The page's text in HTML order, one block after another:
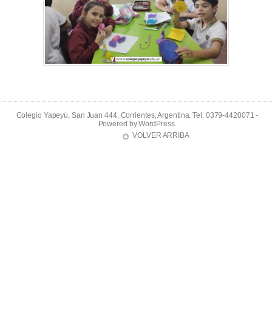
Colegio Yapeyú, San Juan 444, Corrientes, Argentina. Tel: 0379-4420071 -
Powered byWordPress.
VOLVER ARRIBA